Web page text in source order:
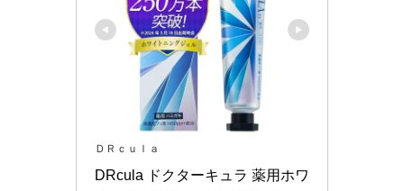
ＤＲｃｕｌａ
DRcula ドクターキュラ 薬用ホワ